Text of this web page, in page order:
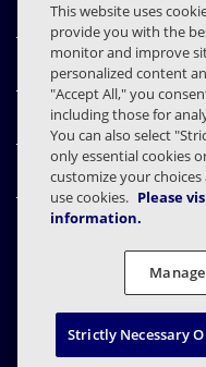
Chi siamo
Prodotti
Centro risorse
Contattaci
Preferenze sulla privacy
© 2003 -
This website uses
provide you with the
monitor and improve
personalized content
"Accept All," you
including those for
You can also select
only essential cookies
customize your
use cookies. Please
information.
Strictly Necessary